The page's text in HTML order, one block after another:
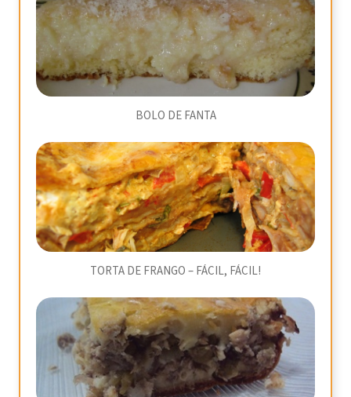
BOLO DE FANTA
TORTA DE FRANGO – FÁCIL, FÁCIL!